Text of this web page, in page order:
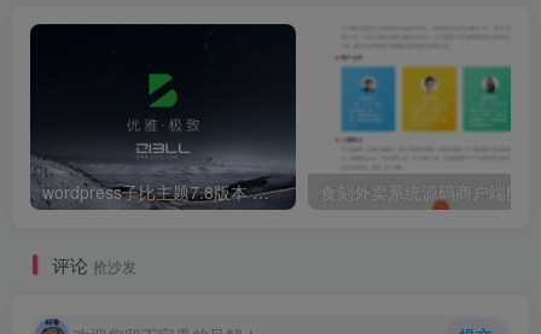
wordpress子比主题7.8版本 子比7.8 完美破解版 开心版 免授权 仅供本地学习使用 zibll官方原版下载
评论 抢沙发